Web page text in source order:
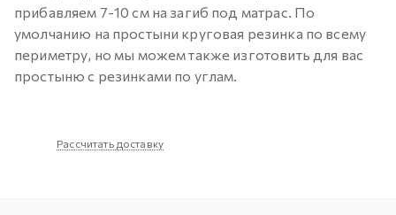
прибавляем 7-10 см на загиб под матрас. По
умолчанию на простыни круговая резинка по всему
периметру, но мы можем также изготовить для вас
простыню с резинками по углам.
Рассчитать доставку